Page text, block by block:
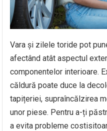
Vara și zilele toride pot
afectând atât aspectul
componentelor interioare.
căldură poate duce la
tapițeriei, supraîncălzirea
unor piese. Pentru a-ți
a evita probleme